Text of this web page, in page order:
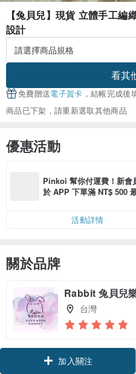
【兔貝兒】現貨 立體手工
設計
看其
免費贈送電子賀卡 ，結帳完成後
商品已下架，請重新選取其他商品
優惠活動
Pinkoi 幫你付運費！新會
於 APP 下單滿 NT$ 500
活動詳情
關於品牌
Rabbit 兔貝兒
台灣
加入關注